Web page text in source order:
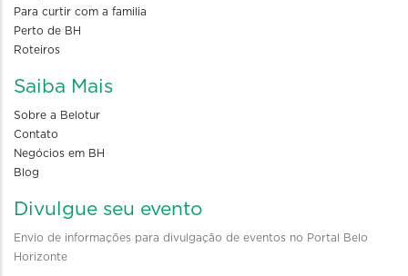
Para curtir com a familia
Perto de BH
Roteiros
Saiba Mais
Sobre a Belotur
Contato
Negócios em BH
Blog
Divulgue seu evento
Envio de informações para divulgação de eventos no Portal Belo
Horizonte